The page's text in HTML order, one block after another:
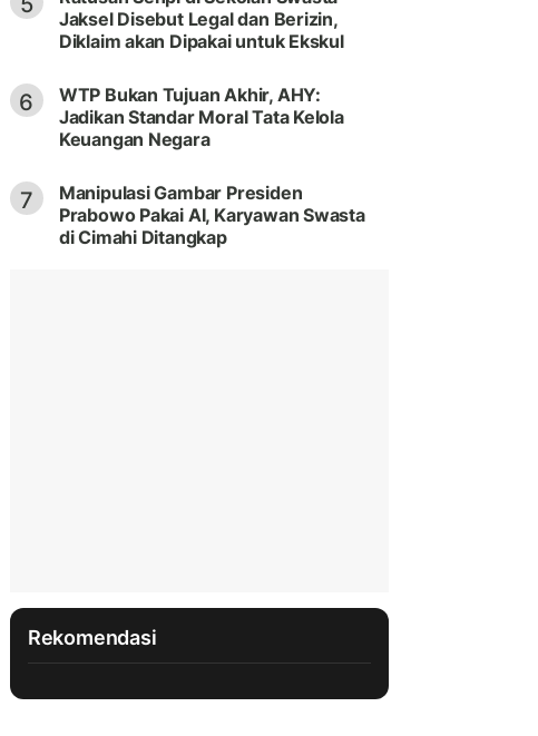
Jaksel Disebut Legal dan Berizin,
Diklaim akan Dipakai untuk Ekskul
6
WTP Bukan Tujuan Akhir, AHY:
Jadikan Standar Moral Tata Kelola
Keuangan Negara
7
Manipulasi Gambar Presiden
Prabowo Pakai AI, Karyawan Swasta
di Cimahi Ditangkap
Rekomendasi